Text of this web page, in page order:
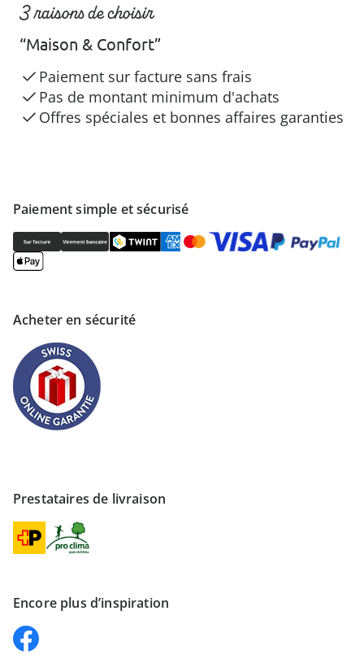
Paiement simple et sécurisé
Acheter en sécurité
Prestataires de livraison
Encore plus d’inspiration
3 raisons de choisir
“Maison & Confort”
Paiement sur facture sans frais
Pas de montant minimum d'achats
Offres spéciales et bonnes affaires garanties